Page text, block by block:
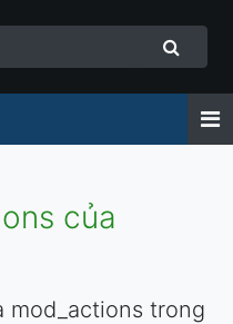
của
mod_actions trong